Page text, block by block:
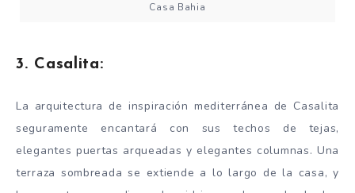
Casa Bahia
3. Casalita:
La arquitectura de inspiración mediterránea de Casalita
seguramente encantará con sus techos de tejas,
elegantes puertas arqueadas y elegantes columnas. Una
terraza sombreada se extiende a lo largo de la casa, y